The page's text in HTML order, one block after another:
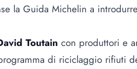
la Guida Michelin a
Toutain con produttori e
di riciclaggio rifiuti